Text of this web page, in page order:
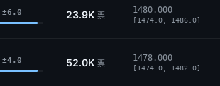
±6.0 23.9K 票
1480.000
[1474.0, 1486.0]
±4.0 52.0K 票
1478.000
[1474.0, 1482.0]